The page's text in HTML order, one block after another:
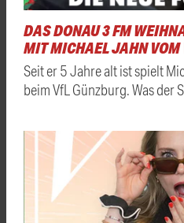
DAS DONAU 3 FM
MIT MICHAEL JAHN VOM
Seit er 5 Jahre alt ist spielt
beim VfL Günzburg. Was der